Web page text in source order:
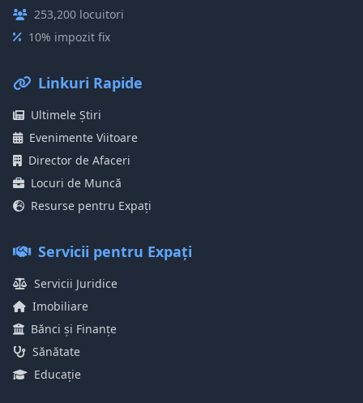
253,200 locuitori
10% impozit fix
Linkuri Rapide
Ultimele Știri
Evenimente Viitoare
Director de Afaceri
Locuri de Muncă
Resurse pentru Expați
Servicii pentru Expați
Servicii Juridice
Imobiliare
Bănci și Finanțe
Sănătate
Educație